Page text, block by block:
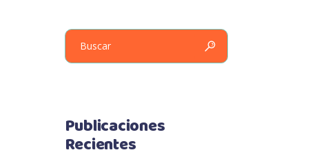
Search
for:
Publicaciones
Recientes